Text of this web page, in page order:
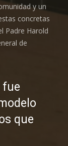
y un
concretas
Padre Harold
de
que